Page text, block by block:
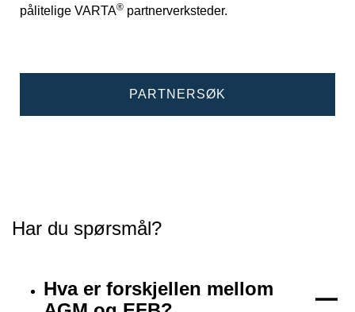
pålitelige VARTA® partnerverksteder.
PARTNERSØK
Har du spørsmål?
Hva er forskjellen mellom